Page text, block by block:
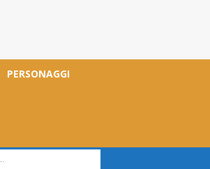
PERSONAGGI